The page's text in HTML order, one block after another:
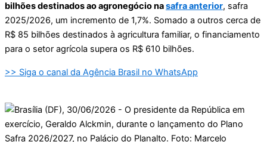
bilhões destinados ao agronegócio nasafra anterior, safra
2025/2026, um incremento de 1,7%. Somado a outros cerca de
R$ 85 bilhões destinados à agricultura familiar, o financiamento
para o setor agrícola supera os R$ 610 bilhões.
>> Siga o canal da Agência Brasil no WhatsApp